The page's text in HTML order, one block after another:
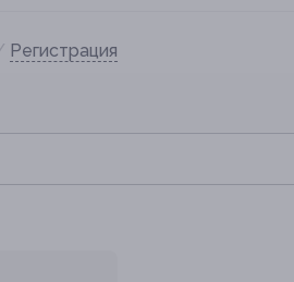
Регистрация